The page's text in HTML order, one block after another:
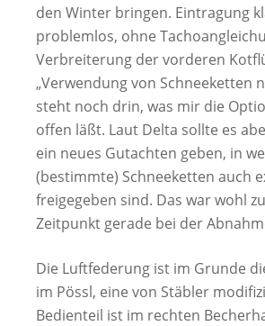
den Winter bringen. Eintragung
problemlos, ohne
Verbreiterung der vorderen
„Verwendung von Schneeketten
steht noch drin, was mir die
offen läßt. Laut Delta sollte es
ein neues Gutachten geben, in
(bestimmte) Schneeketten auch
freigegeben sind. Das war wohl
Zeitpunkt gerade bei der
Die Luftfederung ist im Grunde
im Pössl, eine von Stäbler
Bedienteil ist im rechten